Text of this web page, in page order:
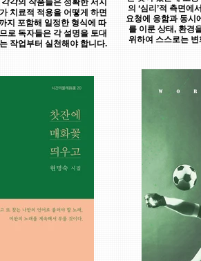
치료적 적용을 어떻게 하면
지 포함해 일정한 형식에 따
로 독자들은 각 설명을 토대
작업부터 실천해야 합니다.
의 ‘심리’적 측면에
요청에 응함과 동시
를 이룬 상태, 환경
위하여 스스로는 변